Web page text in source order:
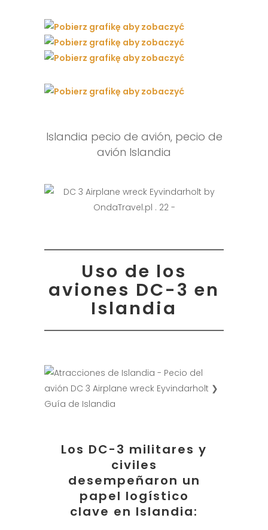
Islandia pecio de avión, pecio de
avión Islandia
Uso de los
aviones DC-3 en
Islandia
Los DC-3 militares y
civiles
desempeñaron un
papel logístico
clave en Islandia: